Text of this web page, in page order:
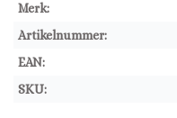
Merk:
Artikelnummer:
EAN:
SKU: